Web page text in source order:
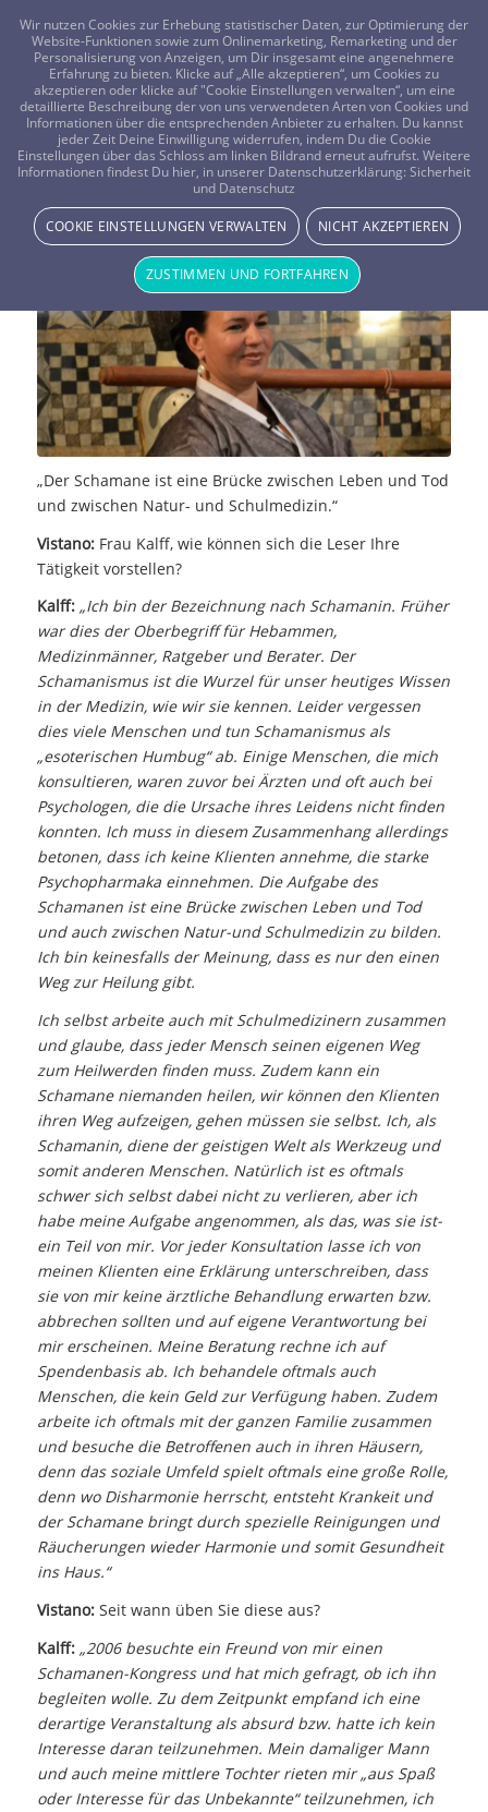
FRAGEN? KOSTENLOS ANRUFEN: 0800-8478266
Interview mit Andrea Kalff zum
Thema Schamanismus
NEWS & STORYS
„Der Schamane ist eine Brücke zwischen Leben und Tod
und zwischen Natur- und Schulmedizin.“
Vistano: Frau Kalff, wie können sich die Leser Ihre
Tätigkeit vorstellen?
Kalff:„Ich bin der Bezeichnung nach Schamanin. Früher
war dies der Oberbegriff für Hebammen,
Medizinmänner, Ratgeber und Berater. Der
Schamanismus ist die Wurzel für unser heutiges Wissen
in der Medizin, wie wir sie kennen. Leider vergessen
dies viele Menschen und tun Schamanismus als
„esoterischen Humbug“ ab. Einige Menschen, die mich
konsultieren, waren zuvor bei Ärzten und oft auch bei
Psychologen, die die Ursache ihres Leidens nicht finden
konnten. Ich muss in diesem Zusammenhang allerdings
betonen, dass ich keine Klienten annehme, die starke
Psychopharmaka einnehmen. Die Aufgabe des
Schamanen ist eine Brücke zwischen Leben und Tod
und auch zwischen Natur-und Schulmedizin zu bilden.
Ich bin keinesfalls der Meinung, dass es nur den einen
Weg zur Heilung gibt.
Ich selbst arbeite auch mit Schulmedizinern zusammen
und glaube, dass jeder Mensch seinen eigenen Weg
zum Heilwerden finden muss. Zudem kann ein
Schamane niemanden heilen, wir können den Klienten
ihren Weg aufzeigen, gehen müssen sie selbst. Ich, als
Schamanin, diene der geistigen Welt als Werkzeug und
somit anderen Menschen. Natürlich ist es oftmals
schwer sich selbst dabei nicht zu verlieren, aber ich
habe meine Aufgabe angenommen, als das, was sie ist-
ein Teil von mir. Vor jeder Konsultation lasse ich von
meinen Klienten eine Erklärung unterschreiben, dass
sie von mir keine ärztliche Behandlung erwarten bzw.
abbrechen sollten und auf eigene Verantwortung bei
mir erscheinen. Meine Beratung rechne ich auf
Spendenbasis ab. Ich behandele oftmals auch
Menschen, die kein Geld zur Verfügung haben. Zudem
arbeite ich oftmals mit der ganzen Familie zusammen
und besuche die Betroffenen auch in ihren Häusern,
denn das soziale Umfeld spielt oftmals eine große Rolle,
denn wo Disharmonie herrscht, entsteht Krankeit und
der Schamane bringt durch spezielle Reinigungen und
Räucherungen wieder Harmonie und somit Gesundheit
ins Haus.“
Vistano:Seit wann üben Sie diese aus?
Kalff:„2006 besuchte ein Freund von mir einen
Schamanen-Kongress und hat mich gefragt, ob ich ihn
begleiten wolle. Zu dem Zeitpunkt empfand ich eine
derartige Veranstaltung als absurd bzw. hatte ich kein
Interesse daran teilzunehmen. Mein damaliger Mann
und auch meine mittlere Tochter rieten mir „aus Spaß
oder Interesse für das Unbekannte“ teilzunehmen, ich
Wir nutzen Cookies zur Erhebung statistischer Daten, zur Optimierung der
Website-Funktionen sowie zum Onlinemarketing, Remarketing und der
Personalisierung von Anzeigen, um Dir insgesamt eine angenehmere
Erfahrung zu bieten. Klicke auf „Alle akzeptieren“, um Cookies zu
akzeptieren oder klicke auf "Cookie Einstellungen verwalten“, um eine
detaillierte Beschreibung der von uns verwendeten Arten von Cookies und
Informationen über die entsprechenden Anbieter zu erhalten. Du kannst
jeder Zeit Deine Einwilligung widerrufen, indem Du die Cookie
Einstellungen über das Schloss am linken Bildrand erneut aufrufst. Weitere
Informationen findest Du hier, in unserer Datenschutzerklärung: Sicherheit
und Datenschutz
COOKIE EINSTELLUNGEN VERWALTEN NICHT AKZEPTIEREN
ZUSTIMMEN UND FORTFAHREN